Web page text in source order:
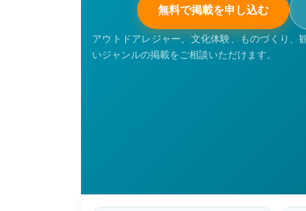
無料で掲載を申し込む
アウトドアレジャー、文化体験、ものづくり
いジャンルの掲載をご相談いただけます。